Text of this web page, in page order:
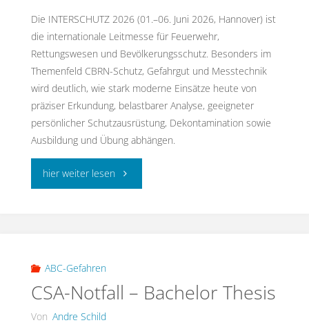
Die INTERSCHUTZ 2026 (01.–06. Juni 2026, Hannover) ist
die internationale Leitmesse für Feuerwehr,
Rettungswesen und Bevölkerungsschutz. Besonders im
Themenfeld CBRN-Schutz, Gefahrgut und Messtechnik
wird deutlich, wie stark moderne Einsätze heute von
präziser Erkundung, belastbarer Analyse, geeigneter
persönlicher Schutzausrüstung, Dekontamination sowie
Ausbildung und Übung abhängen.
hier weiter lesen"INTERSCHUTZ
entlang
ABC-Gefahren
CSA-Notfall – Bachelor Thesis
Von Andre Schild